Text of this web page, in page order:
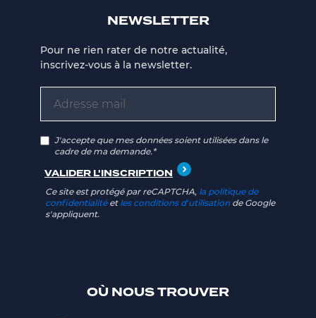
OÙ NOUS TROUVER
NEWSLETTER
Pour ne rien rater de notre actualité,
inscrivez-vous à la newsletter.
J'accepte que mes données soient utilisées dans le
cadre de ma demande.*
Ce site est protégé par reCAPTCHA, la politique de
confidentialitéet les conditions d'utilisation de Google
s'appliquent.